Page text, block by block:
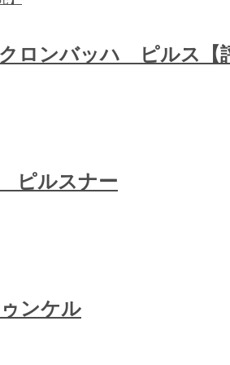
ロンバッハ ピルス【
ピルスナー
ンケル